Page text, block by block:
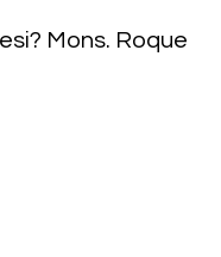
Mons. Roque